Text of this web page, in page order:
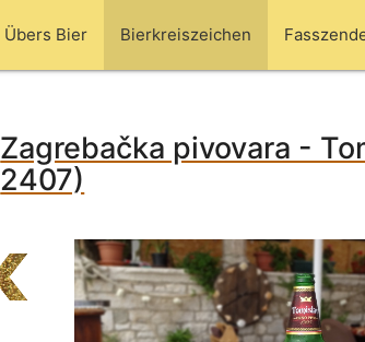
Übers Bier Bierkreiszeichen
Zagrebačka pivovara -
2407)